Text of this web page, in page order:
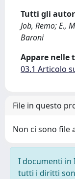
Tutti gli
Job, Remo; E.,
Baroni
Appare nelle
03.1 Articolo
File in questo
Non ci sono file
I documenti in
tutti i diritti